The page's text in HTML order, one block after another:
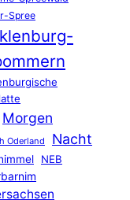
Spree
Morgen
Oderland Nacht
NEB